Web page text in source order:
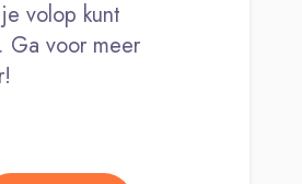
volop kunt
Ga voor meer